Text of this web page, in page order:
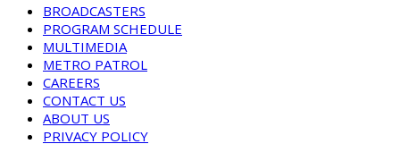
BROADCASTERS
PROGRAM SCHEDULE
MULTIMEDIA
METRO PATROL
CAREERS
CONTACT US
ABOUT US
PRIVACY POLICY